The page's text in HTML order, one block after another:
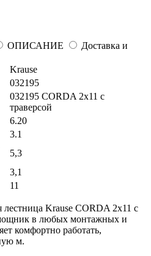
ОПИСАНИЕ
Доставка и
Krause
032195
032195 CORDA 2х11 с
траверсой
6.20
3.1
5,3
3,1
11
Krause CORDA 2х11 с
в любых монтажных и
комфортно работать,
м.